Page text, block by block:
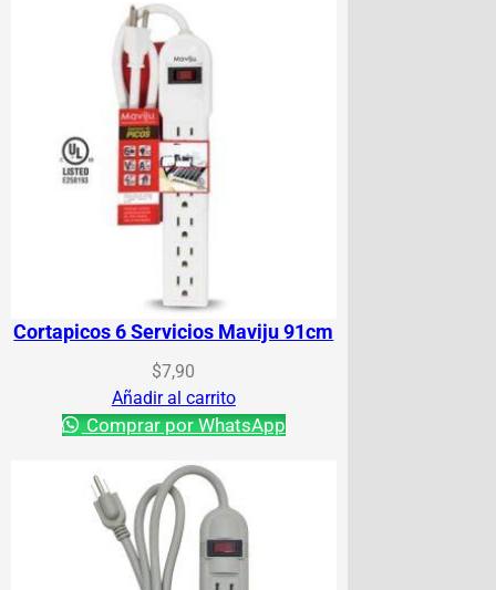
Cortapicos 6 Servicios Maviju 91cm
$7,90
Añadir al carrito
Comprar por WhatsApp